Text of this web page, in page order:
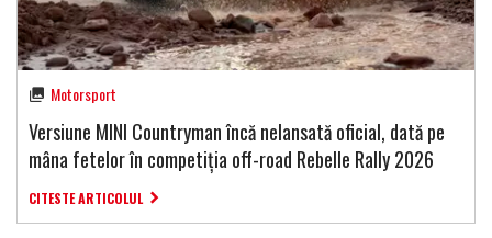
Motorsport
Versiune MINI Countryman încă nelansată oficial, dată pe
mâna fetelor în competiția off-road Rebelle Rally 2026
CITESTE ARTICOLUL